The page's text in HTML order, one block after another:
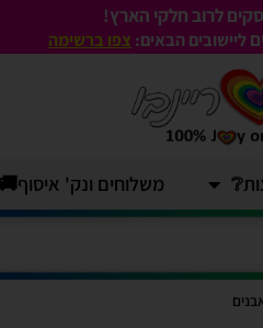
ליישובים הבאים: צפו ברשימה
משלוחים ונק' איסוף🚚